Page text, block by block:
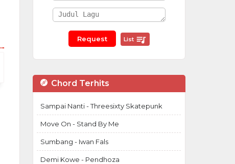
List
Chord Terhits
Sampai Nanti - Threesixty Skatepunk
Move On - Stand By Me
Sumbang - Iwan Fals
Demi Kowe - Pendhoza